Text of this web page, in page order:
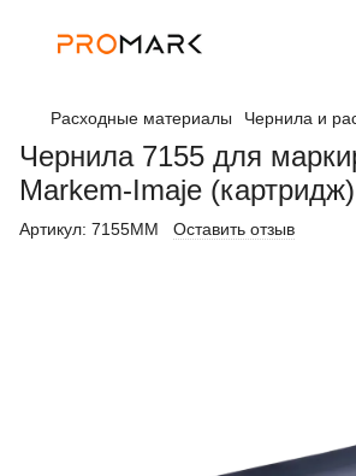
Расходные материалы Чернила и
Чернила 7155 для
Markem-Imaje (картридж)
Артикул: 7155MM Оставить отзыв